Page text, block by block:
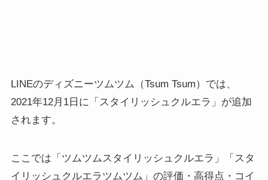
LINEのディズニーツムツム（Tsum Tsum）では、
2021年12月1日に「スタイリッシュクルエラ」が追加
されます。
ここでは「ツムツムスタイリッシュクルエラ」「スタ
イリッシュクルエラツムツム」の評価・高得点・コイ